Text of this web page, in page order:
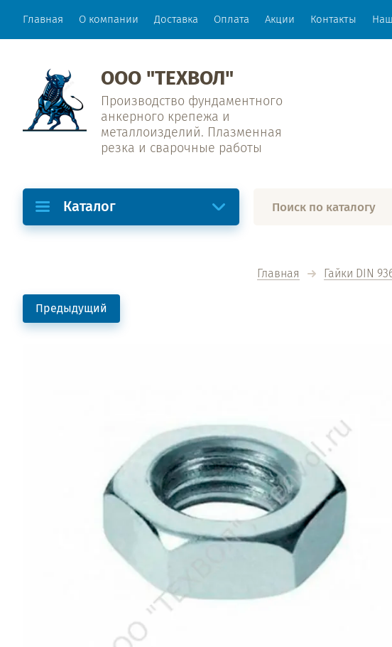
Главная О компании Доставка Оплата Акции Контакты
ООО "ТЕХВОЛ"
Производство фундаментного
анкерного крепежа и
металлоизделий. Плазменная
резка и сварочные работы
Каталог
Главная Гайки DIN
Предыдущий